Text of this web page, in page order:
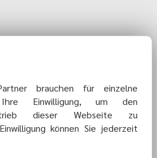
brauchen für einzelne
Einwilligung, um den
dieser Webseite zu
können Sie jederzeit